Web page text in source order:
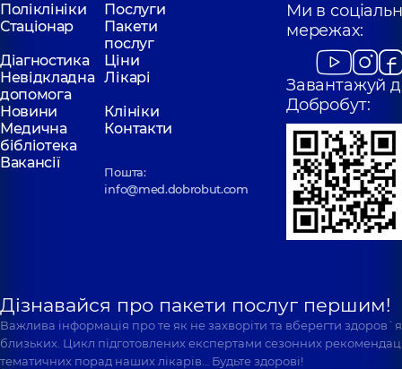
Поліклініки
Послуги
Стаціонар
Пакети
послуг
Діагностика
Ціни
Невідкладна
допомога
Лікарі
Новини
Клініки
Медична
бібліотека
Контакти
Вакансії
Пошта:
info@med.dobrobut.com
Ми в
мережах:
Завантажуй
Добробут:
Дізнавайся про пакети послуг першим!
Важлива інформація про те як не захворіти та вберегти
близьких. Цикл підготовлених експертами сезонних
тематичних порад наших лікарів… Будьте здорові!